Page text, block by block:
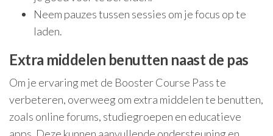
Neem pauzes tussen sessies om je focus op te
laden.
Extra middelen benutten naast de pas
Om je ervaring met de Booster Course Pass te
verbeteren, overweeg om extra middelen te benutten,
zoals online forums, studiegroepen en educatieve